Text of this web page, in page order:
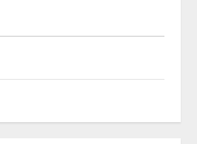
бессонницы и